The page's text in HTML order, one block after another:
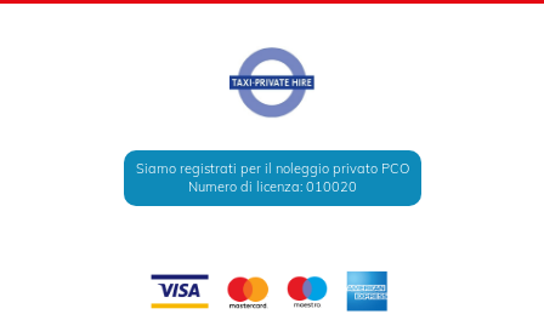
Siamo registrati per il noleggio privato PCO
Numero di licenza: 010020